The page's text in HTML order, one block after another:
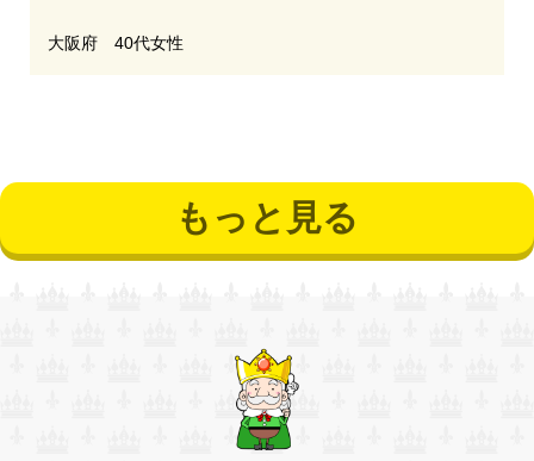
大阪府 40代女性
もっと見る